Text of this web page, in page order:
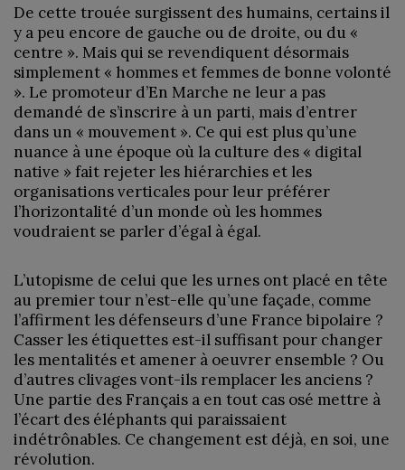
De cette trouée surgissent des humains, certains il
y a peu encore de gauche ou de droite, ou du «
centre ». Mais qui se revendiquent désormais
simplement « hommes et femmes de bonne volonté
». Le promoteur d’En Marche ne leur a pas
demandé de s’inscrire à un parti, mais d’entrer
dans un « mouvement ». Ce qui est plus qu’une
nuance à une époque où la culture des « digital
native » fait rejeter les hiérarchies et les
organisations verticales pour leur préférer
l’horizontalité d’un monde où les hommes
voudraient se parler d’égal à égal.
L’utopisme de celui que les urnes ont placé en tête
au premier tour n’est-elle qu’une façade, comme
l’affirment les défenseurs d’une France bipolaire ?
Casser les étiquettes est-il suffisant pour changer
les mentalités et amener à oeuvrer ensemble ? Ou
d’autres clivages vont-ils remplacer les anciens ?
Une partie des Français a en tout cas osé mettre à
l’écart des éléphants qui paraissaient
indétrônables. Ce changement est déjà, en soi, une
révolution.